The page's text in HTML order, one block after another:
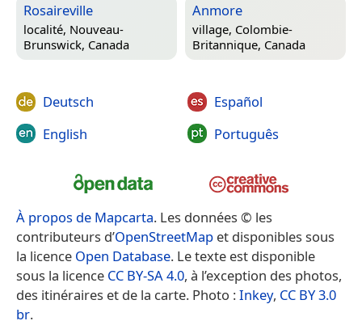
Rosaireville
localité, Nouveau-
Brunswick, Canada
Anmore
village, Colombie-
Britannique, Canada
Deutsch
English
Español
Português
À propos de Mapcarta. Les données © les
contributeurs d’OpenStreetMap et disponibles sous
la licence Open Database. Le texte est disponible
sous la licence CC BY-SA 4.0, à l’exception des photos,
des itinéraires et de la carte. Photo :Inkey, CC BY 3.0
br.